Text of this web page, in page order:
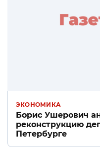
ЭКОНОМИКА
Борис Ушерович
реконструкцию
Петербурге